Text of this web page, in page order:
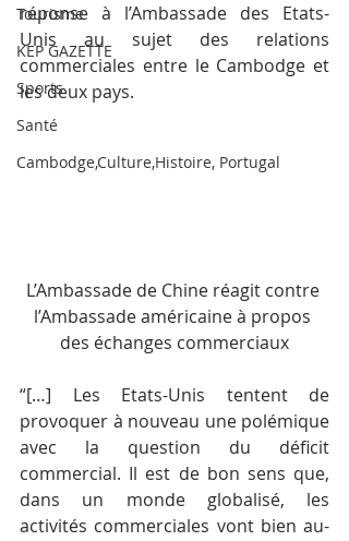
Tourisme
KEP GAZETTE
Sports
Santé
Cambodge,Culture,Histoire, Portugal
réponse à l’Ambassade des Etats-
Unis au sujet des relations
commerciales entre le Cambodge et
les deux pays.
L’Ambassade de Chine réagit contre
l’Ambassade américaine à propos
des échanges commerciaux
“[…] Les Etats-Unis tentent de
provoquer à nouveau une polémique
avec la question du déficit
commercial. Il est de bon sens que,
dans un monde globalisé, les
activités commerciales vont bien au-